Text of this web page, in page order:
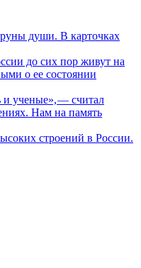
души. В карточках
до сих пор живут на
о ее состоянии
и ученые», — считал
Нам на память
строений в России.